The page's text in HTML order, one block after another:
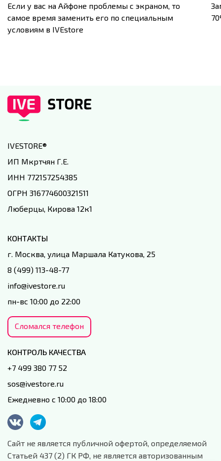
Если у вас на Айфоне проблемы с экраном, то
самое время заменить его по специальным
условиям в IVEstore
IVESTORE®
ИП Мкртчян Г.Е.
ИНН 772157254385
ОГРН 316774600321511
Люберцы, Кирова 12к1
КОНТАКТЫ
г. Москва, улица Маршала Катукова, 25
8 (499) 113-48-77
info@ivestore.ru
пн-вс 10:00 до 22:00
Сломался телефон
КОНТРОЛЬ КАЧЕСТВА
+7 499 380 77 52
sos@ivestore.ru
Ежедневно с 10:00 до 18:00
Сайт не является публичной офертой, определяемой
Статьей 437 (2) ГК РФ, не является авторизованным